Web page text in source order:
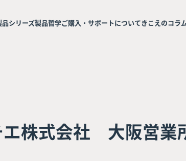
品シリーズ製品哲学ご購入・サポートについてきこえのコラ
エ株式会社 大阪営業